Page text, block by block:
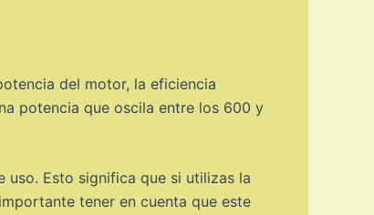
del motor, la eficiencia
potencia que oscila entre los 600 y
uso. Esto significa que si utilizas la
tener en cuenta que este